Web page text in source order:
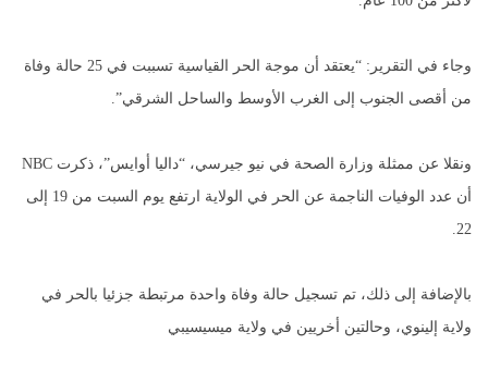
وجاء في التقرير: “يعتقد أن موجة الحر القياسية تسببت في 25 حالة وفاة
من أقصى الجنوب إلى الغرب الأوسط والساحل الشرقي”.
ونقلا عن ممثلة وزارة الصحة في نيو جيرسي، “داليا أوايس”، ذكرت NBC
أن عدد الوفيات الناجمة عن الحر في الولاية ارتفع يوم السبت من 19 إلى
22.
بالإضافة إلى ذلك، تم تسجيل حالة وفاة واحدة مرتبطة جزئيا بالحر في
ولاية إلينوي، وحالتين أخريين في ولاية ميسيسيبي